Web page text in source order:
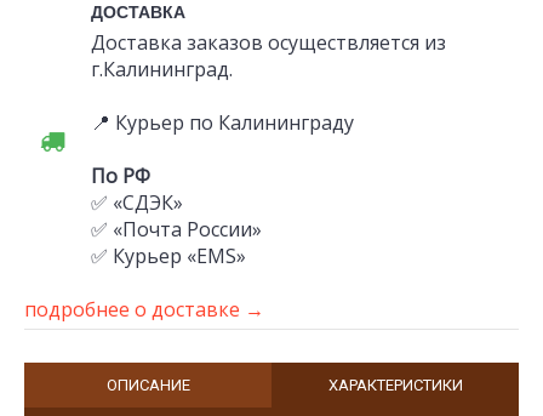
ДОСТАВКА
Доставка заказов осуществляется из
г.Калининград.
📍 Курьер по Калининграду
По РФ
✅ «СДЭК»
✅ «Почта России»
✅ Курьер «EMS»
подробнее о доставке →
ОПИСАНИЕ ХАРАКТЕРИСТИКИ